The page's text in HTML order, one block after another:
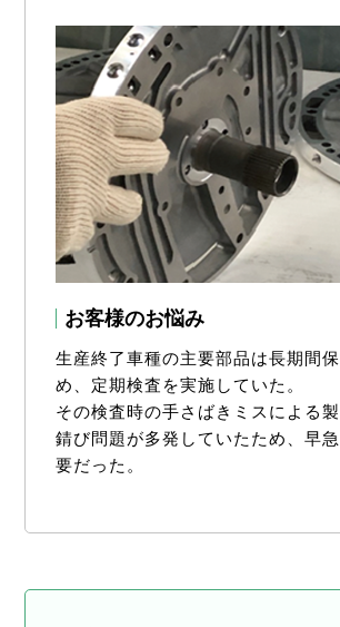
お客様のお悩み
生産終了車種の主要部品は長期間
め、定期検査を実施していた。
その検査時の手さばきミスによる
錆び問題が多発していたため、早
要だった。